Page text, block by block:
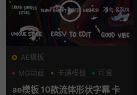
AE模板
MG动画
卡通模板 可爱
ae模板 10款流体形状字幕 卡